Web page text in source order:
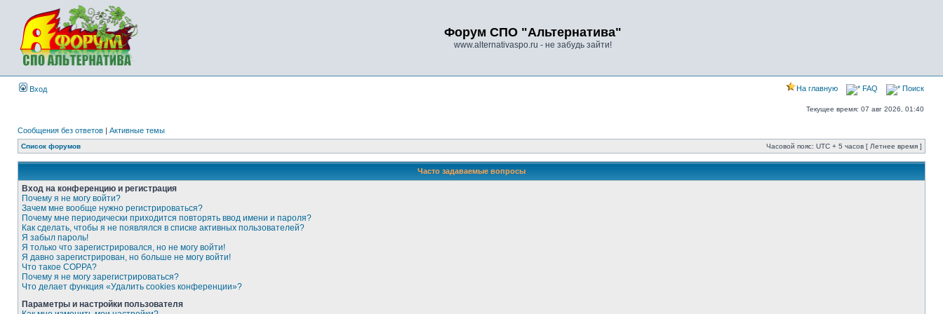
Форум СПО "Альтернатива"
www.alternativaspo.ru - не забудь зайти!
Вход На главную FAQ Поиск
Текущее время: 07 авг 2026, 01:40
Сообщения без ответов | Активные темы
Список форумов Часовой пояс: UTC + 5 часов [ Летнее время ]
Часто задаваемые вопросы
Вход на конференцию и регистрация
Почему я не могу войти?
Зачем мне вообще нужно регистрироваться?
Почему мне периодически приходится повторять ввод имени и пароля?
Как сделать, чтобы я не появлялся в списке активных пользователей?
Я забыл пароль!
Я только что зарегистрировался, но не могу войти!
Я давно зарегистрирован, но больше не могу войти!
Что такое COPPA?
Почему я не могу зарегистрироваться?
Что делает функция «Удалить cookies конференции»?
Параметры и настройки пользователя